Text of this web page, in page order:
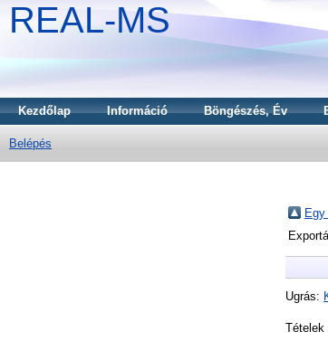
REAL-MS
Kezdőlap Információ Böngészés, Év
Belépés
Ugrás:
Tételek